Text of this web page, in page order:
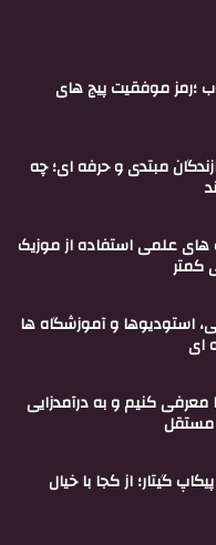
؛رمز موفقیت پیج های
مبتدی و حرفه ای؛ چه
های علمی استفاده از موزیک
کمتر
استودیوها و آموزشگاه ها
ای
معرفی کنیم و به درآمدزایی
مستقل
گیتار؛ از کجا با خیال